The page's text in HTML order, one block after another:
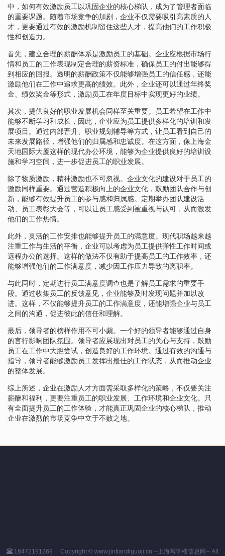
中，如何有效激励员工以巩固企业的核心梯队，成为了管理者面临
的重要课题。随着市场竞争的加剧，企业不仅需要吸引高素质的人
才，更要通过有效的激励机制留住这些人才，提高他们的工作积极
性和创造力。
首先，建立合理的薪酬体系是激励员工的基础。企业应根据市场行
情和员工的工作表现制定合理的薪资标准，确保员工的付出能够得
到相应的回报。透明的薪酬政策不仅能够增强员工的信任感，还能
激励他们在工作中追求更高的绩效。此外，企业还可以通过年终奖
金、绩效奖金等形式，激励员工在年度目标中实现更好的业绩。
其次，提供良好的职业发展机会同样至关重要。员工希望在工作中
能够不断学习和成长，因此，企业应为员工提供多样化的培训和发
展项目。通过内部晋升、职业规划辅导等方式，让员工看到自己的
未来发展路径，增强他们的归属感和忠诚度。在这方面，像上海金
天地国际大厦这样的现代办公环境，能够为企业提供良好的培训设
施和学习空间，进一步促进员工的职业发展。
除了物质激励，精神激励也不可忽视。企业文化的建设对于员工的
激励同样重要。通过营造积极向上的企业文化，鼓励团队合作与创
新，能够有效提升员工的参与感和归属感。定期举办团队建设活
动、员工表彰大会等，可以让员工感受到被重视与认可，从而激发
他们的工作热情。
此外，灵活的工作安排也能够提升员工的满意度。现代职场越来越
注重工作与生活的平衡，企业可以考虑为员工提供弹性工作时间或
远程办公的选择。这样的做法不仅有助于提高员工的工作效率，还
能够增强他们的工作满意度，减少因工作压力导致的离职率。
与此同时，定期进行员工满意度调查也是了解员工需求的重要手
段。通过收集员工的反馈意见，企业能够及时发现问题并加以改
进。这样，不仅能够提升员工的工作满意度，还能增强企业与员工
之间的沟通，促进彼此的信任和理解。
最后，领导者的榜样作用不可小觑。一个好的领导者能够通过自身
的言行影响团队氛围。领导者应展现出对员工的关心与支持，鼓励
员工在工作中大胆尝试，创造良好的工作环境。通过有效的沟通与
指导，领导者能够激励员工发挥出最佳的工作状态，从而推动企业
的整体发展。
综上所述，企业在激励人才方面需采取多样化的策略，不仅要关注
薪酬和福利，更要注重员工的职业发展、工作环境和企业文化。只
有全面提升员工的工作体验，才能真正巩固企业的核心梯队，推动
企业在激烈的市场竞争中立于不败之地。
18472191269 Copyright © www.jintiandiguoji.cn --上海写字楼信息网-- All